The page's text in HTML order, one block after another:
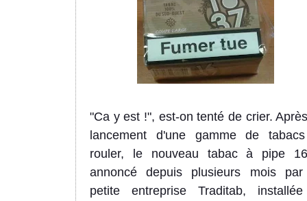
"Ca y est !", est-on tenté de crier.
lancement d'une gamme de
rouler, le nouveau tabac à pipe
annoncé depuis plusieurs mois
petite entreprise Traditab,